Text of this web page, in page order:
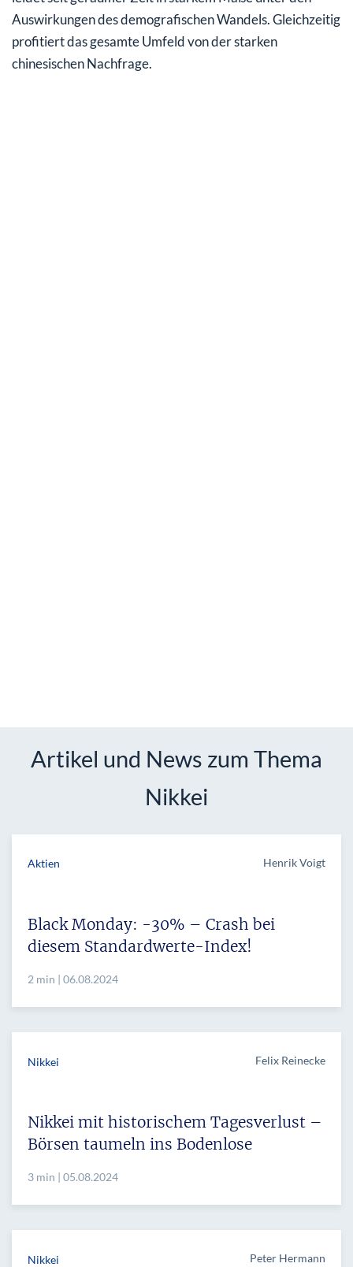
Auswirkungen des demografischen Wandels. Gleichzeitig
profitiert das gesamte Umfeld von der starken
chinesischen Nachfrage.
Artikel und News zum Thema
Nikkei
Aktien Henrik Voigt
Black Monday: -30% – Crash bei
diesem Standardwerte-Index!
2 min | 06.08.2024
Nikkei Felix Reinecke
Nikkei mit historischem Tagesverlust –
Börsen taumeln ins Bodenlose
3 min | 05.08.2024
Nikkei Peter Hermann